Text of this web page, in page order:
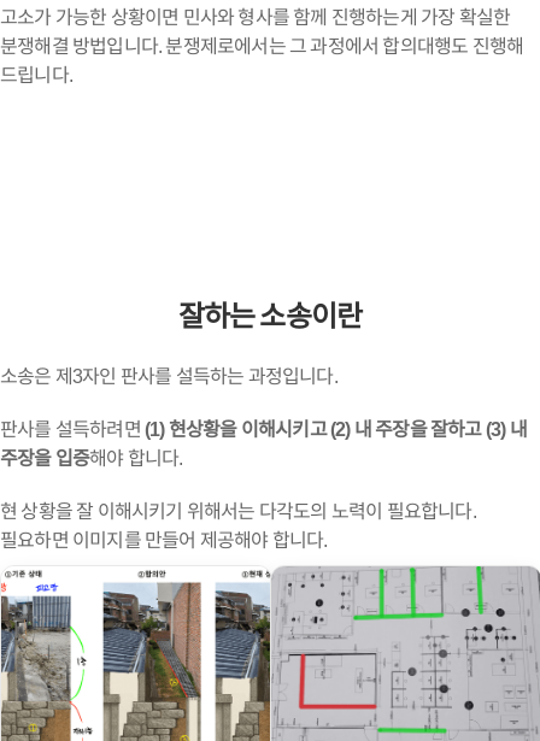
고소가 가능한 상황이면 민사와 형사를 함께 진행하는게 가장 확실한
분쟁해결 방법입니다. 분쟁제로에서는 그 과정에서 합의대행도 진행해
드립니다.
잘하는 소송이란
소송은 제3자인 판사를 설득하는 과정입니다.
판사를 설득하려면(1) 현상황을 이해시키고(2) 내 주장을 잘하고(3) 내
주장을 입증해야 합니다.
현 상황을 잘 이해시키기 위해서는 다각도의 노력이 필요합니다.
필요하면 이미지를 만들어 제공해야 합니다.